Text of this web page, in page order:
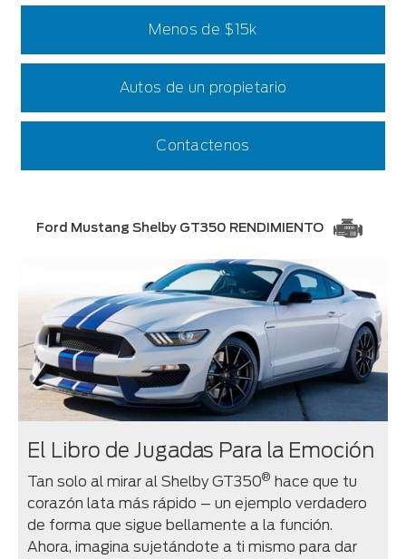
Menos de $15k
Autos de un propietario
Contactenos
Ford Mustang Shelby GT350 RENDIMIENTO
El Libro de Jugadas Para la Emoción
Tan solo al mirar al Shelby GT350® hace que tu
corazón lata más rápido – un ejemplo verdadero
de forma que sigue bellamente a la función.
Ahora, imagina sujetándote a ti mismo para dar